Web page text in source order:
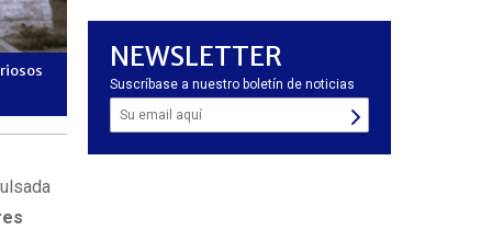
Sitios embrujados, tumbas misteriosas y casonas
cada octubre.
NEWSLETTER
Suscríbase a nuestro boletín de noticias